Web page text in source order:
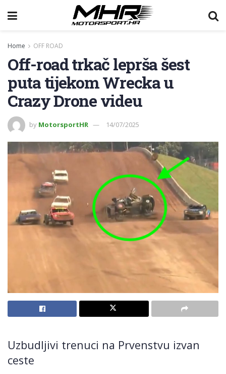
Home OFF ROAD
Off-road trkač leprša šest
puta tijekom Wrecka u
Crazy Drone videu
by MotorsportHR 14/07/2025
Uzbudljivi trenuci na Prvenstvu izvan
ceste